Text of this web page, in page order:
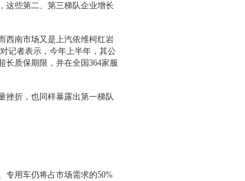
些第二、第三梯队企业增长
西南市场又是上汽依维柯红岩
记者表示，今年上半年，其公
长质保期限，并在全国364家服
折，也同样暴露出第一梯队
专用车仍将占市场需求的50%